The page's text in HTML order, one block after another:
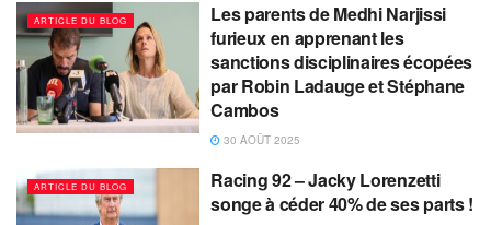
ARTICLE DU BLOG
Les parents de Medhi Narjissi
furieux en apprenant les
sanctions disciplinaires écopées
par Robin Ladauge et Stéphane
Cambos
30 AOÛT 2025
ARTICLE DU BLOG
Racing 92 – Jacky Lorenzetti
songe à céder 40% de ses parts !